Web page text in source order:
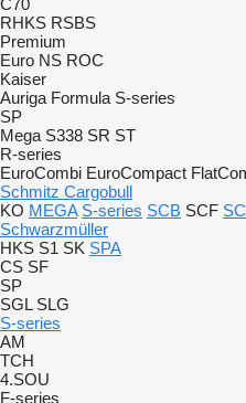
C70
RHKS RSBS
Premium
Euro NS ROC
Kaiser
Auriga Formula S-series
SP
Mega S338 SR ST
R-series
EuroCombi EuroCompact
Schmitz Cargobull
KO MEGA S-series SCB SCF
Schwarzmüller
HKS S1 SK SPA
CS SF
SP
SGL SLG
S-series
AM
TCH
4.SOU
F-series